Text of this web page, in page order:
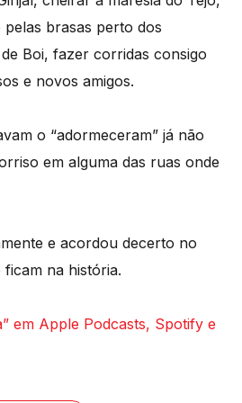
brasas perto dos
Boi, fazer corridas consigo
e novos amigos.
o “adormeceram” já não
em alguma das ruas onde
e acordou decerto no
ficam na história.
em Apple Podcasts, Spotify e